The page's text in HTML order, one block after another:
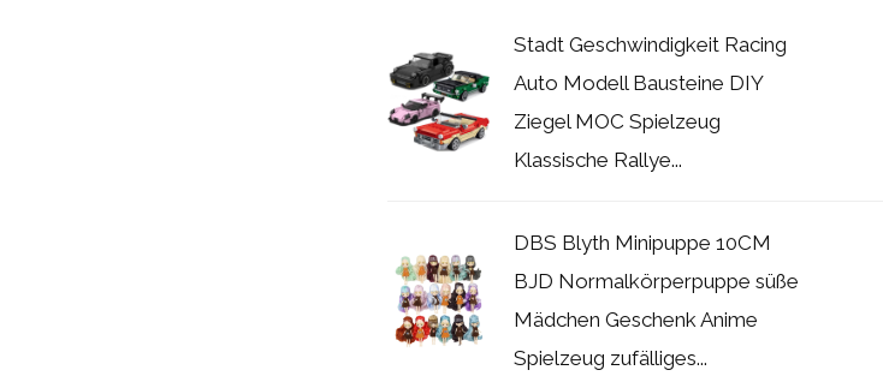
Stadt Geschwindigkeit Racing
Auto Modell Bausteine DIY
Ziegel MOC Spielzeug
Klassische Rallye...
DBS Blyth Minipuppe 10CM
BJD Normalkörperpuppe süße
Mädchen Geschenk Anime
Spielzeug zufälliges...